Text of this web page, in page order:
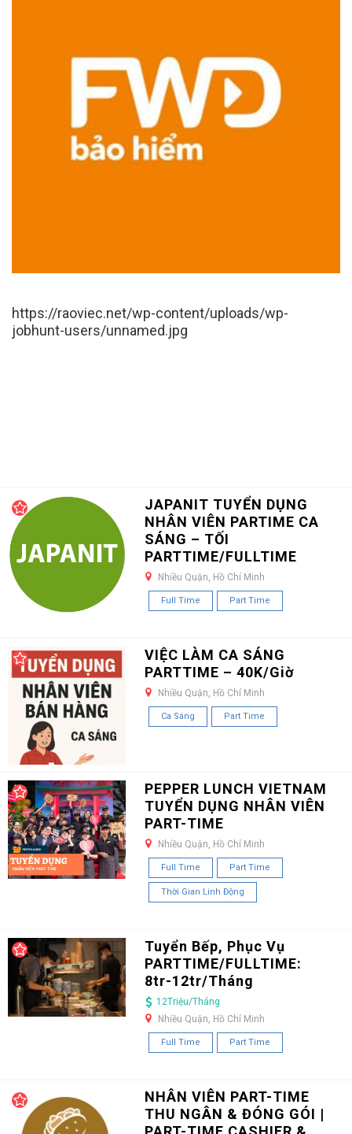
https://raoviec.net/wp-content/uploads/wp-
jobhunt-users/unnamed.jpg
JAPANIT TUYỂN DỤNG
NHÂN VIÊN PARTIME CA
SÁNG – TỐI
PARTTIME/FULLTIME
Nhiều Quận, Hồ Chí Minh
Full Time Part Time
VIỆC LÀM CA SÁNG
PARTTIME – 40K/Giờ
Nhiều Quận, Hồ Chí Minh
Ca Sáng Part Time
PEPPER LUNCH VIETNAM
TUYỂN DỤNG NHÂN VIÊN
PART-TIME
Nhiều Quận, Hồ Chí Minh
Full Time Part Time
Thời Gian Linh Động
Tuyển Bếp, Phục Vụ
PARTTIME/FULLTIME:
8tr-12tr/Tháng
12Triệu/Tháng
Nhiều Quận, Hồ Chí Minh
Full Time Part Time
NHÂN VIÊN PART-TIME
THU NGÂN & ĐÓNG GÓI |